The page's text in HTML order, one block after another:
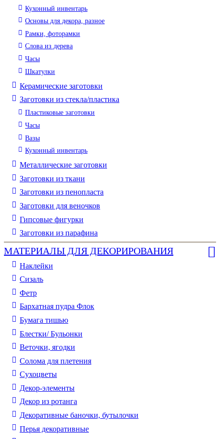
Кухонный инвентарь
Основы для декора, разное
Рамки, фоторамки
Слова из дерева
Часы
Шкатулки
Керамические заготовки
Заготовки из стекла/пластика
Пластиковые заготовки
Часы
Вазы
Кухонный инвентарь
Металлические заготовки
Заготовки из ткани
Заготовки из пенопласта
Заготовки для веночков
Гипсовые фигурки
Заготовки из парафина
МАТЕРИАЛЫ ДЛЯ ДЕКОРИРОВАНИЯ
Наклейки
Сизаль
Фетр
Бархатная пудра Флок
Бумага тишью
Блестки/ Бульонки
Веточки, ягодки
Солома для плетения
Cухоцветы
Декор-элементы
Декор из ротанга
Декоративные баночки, бутылочки
Перья декоративные